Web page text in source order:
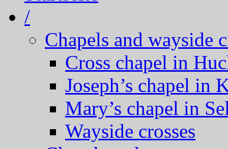
/
Chapels and wayside
Cross chapel in
Joseph’s chapel in
Mary’s chapel in
Wayside crosses